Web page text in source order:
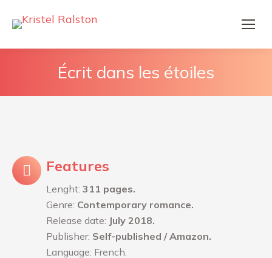
Écrit dans les étoiles
Features
Lenght: 311 pages.
Genre: Contemporary romance.
Release date: July 2018.
Publisher: Self-published / Amazon.
Language: French.